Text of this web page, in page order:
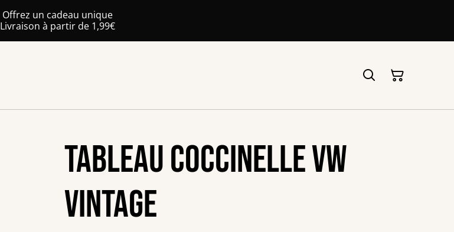
Offrez un cadeau unique
Livraison à partir de 1,99€
Tableau coccinelle vw
vintage